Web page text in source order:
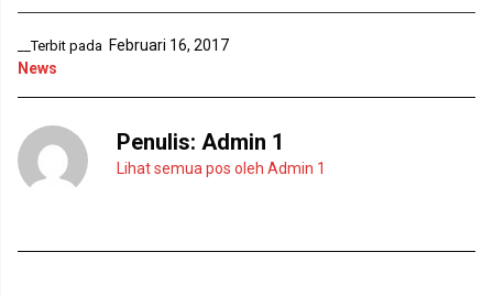
n
b
a
)
y
n
g
r
__Terbit pada Februari 16, 2017
News
Penulis: Admin 1
Lihat semua pos oleh Admin 1